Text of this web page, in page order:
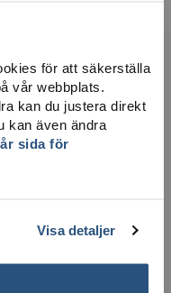
för att säkerställa
vår webbplats.
kan du justera direkt
kan även ändra
sida för
Visa detaljer